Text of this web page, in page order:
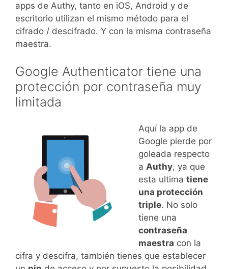
apps de Authy, tanto en iOS, Android y de
escritorio utilizan el mismo método para el
cifrado / descifrado. Y con la misma contraseña
maestra.
Google Authenticator tiene una
protección por contraseña muy
limitada
Aquí la app de
Google pierde por
goleada respecto
a Authy, ya que
esta ultima tiene
una protección
triple. No solo
tiene una
contraseña
maestra con la
cifra y descifra, también tienes que establecer